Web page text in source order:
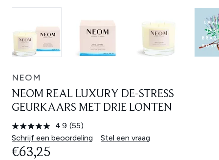
NEOM
NEOM REAL LUXURY DE-STRESS
GEURKAARS MET DRIE LONTEN
4.9 Lees
55
beoordelingen.
(55)
Schrijf een beoordeling
Stel een vraag
€63,25